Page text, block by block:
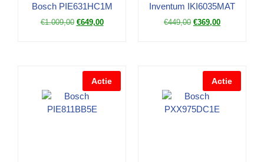
Bosch PIE631HC1M
€1.009,00 €649,00
Inventum IKI6035MAT
€449,00 €369,00
Actie Actie